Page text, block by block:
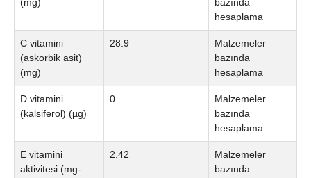
hesaplama
C vitamini
(askorbik asit)
(mg)
28.9
Malzemeler
bazında
hesaplama
D vitamini
(kalsiferol) (µg)
0
Malzemeler
bazında
hesaplama
E vitamini
aktivitesi (mg-
2.42
Malzemeler
bazında